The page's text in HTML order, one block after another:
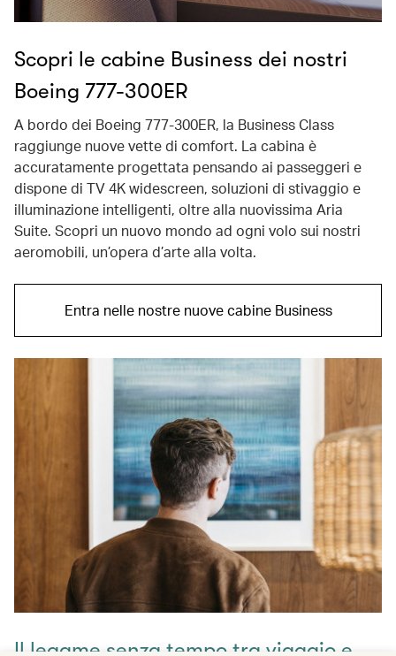
Scopri le cabine Business dei nostri
Boeing 777-300ER
A bordo dei Boeing 777-300ER, la Business Class
raggiunge nuove vette di comfort. La cabina è
accuratamente progettata pensando ai passeggeri e
dispone di TV 4K widescreen, soluzioni di stivaggio e
illuminazione intelligenti, oltre alla nuovissima Aria
Suite. Scopri un nuovo mondo ad ogni volo sui nostri
aeromobili, un’opera d’arte alla volta.
Entra nelle nostre nuove cabine Business
Il legame senza tempo tra viaggio e